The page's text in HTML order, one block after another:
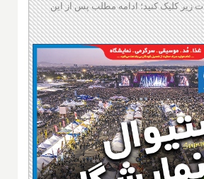
زیر کلیک کنید؛ ادامه مطلب پس از این